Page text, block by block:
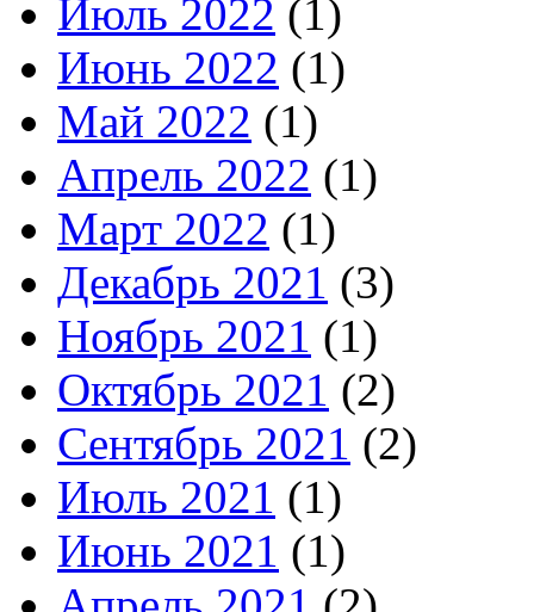
Июль 2022 (1)
Июнь 2022 (1)
Май 2022 (1)
Апрель 2022 (1)
Март 2022 (1)
Декабрь 2021 (3)
Ноябрь 2021 (1)
Октябрь 2021 (2)
Сентябрь 2021 (2)
Июль 2021 (1)
Июнь 2021 (1)